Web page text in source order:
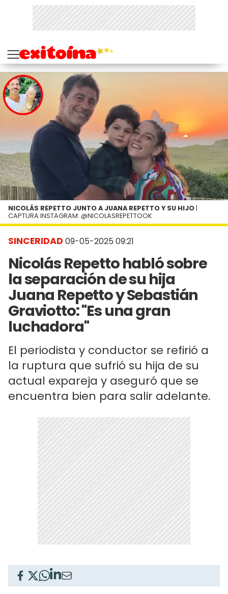
SINCERIDAD 09-05-2025 09:21
Nicolás Repetto habló sobre
la separación de su hija
Juana Repetto y Sebastián
Graviotto: "Es una gran
luchadora"
El periodista y conductor se refirió a
la ruptura que sufrió su hija de su
actual expareja y aseguró que se
encuentra bien para salir adelante.
NICOLÁS REPETTO JUNTO A JUANA REPETTO Y SU HIJO |
CAPTURA INSTAGRAM: @NICOLASREPETTOOK